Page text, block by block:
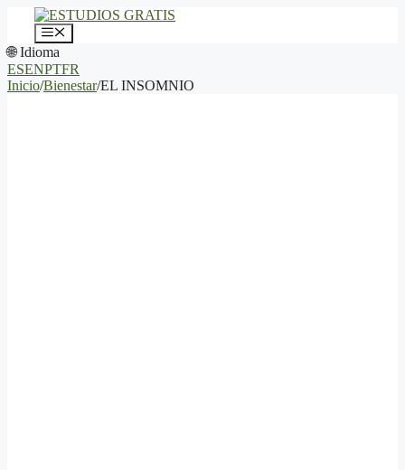
Saltar
contenido
Menú
🌐 Idioma
ESENPTFR
Inicio/Bienestar/EL INSOMNIO